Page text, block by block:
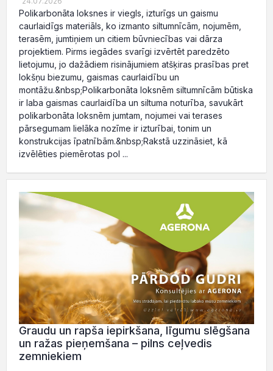
Polikarbonāta loksnes ir viegls, izturīgs un gaismu
caurlaidīgs materiāls, ko izmanto siltumnīcām, nojumēm,
terasēm, jumtiņiem un citiem būvniecības vai dārza
projektiem. Pirms iegādes svarīgi izvērtēt paredzēto
lietojumu, jo dažādiem risinājumiem atšķiras prasības pret
lokšņu biezumu, gaismas caurlaidību un
montāžu.&nbsp;Polikarbonāta loksnēm siltumnīcām būtiska
ir laba gaismas caurlaidība un siltuma noturība, savukārt
polikarbonāta loksnēm jumtam, nojumei vai terases
pārsegumam lielāka nozīme ir izturībai, tonim un
konstrukcijas īpatnībām.&nbsp;Rakstā uzzināsiet, kā
izvēlēties piemērotas pol ...
Graudu un rapša iepirkšana, līgumu slēgšana
un ražas pieņemšana – pilns ceļvedis
zemniekiem